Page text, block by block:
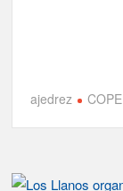
ajedrez